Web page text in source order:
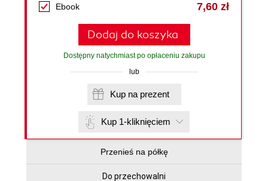
Ebook 7,60 zł
Dodaj do koszyka
Dostępny natychmiast po opłaceniu zakupu
lub
Kup na prezent
Kup 1-kliknięciem
Przenieś na półkę
Do przechowalni